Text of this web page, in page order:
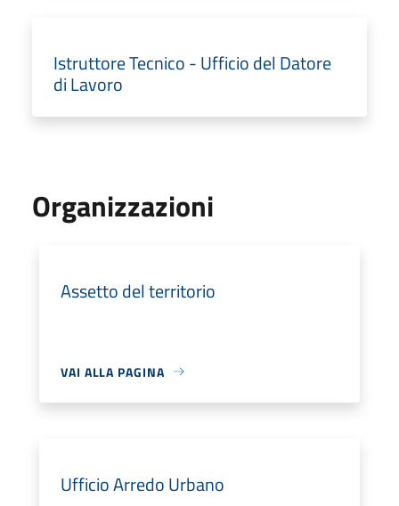
Istruttore Tecnico - Ufficio del Datore
di Lavoro
Organizzazioni
Assetto del territorio
VAI ALLA PAGINA
Ufficio Arredo Urbano